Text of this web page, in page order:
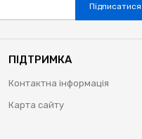
Підписатися
ПІДТРИМКА
Контактна інформація
Карта сайту